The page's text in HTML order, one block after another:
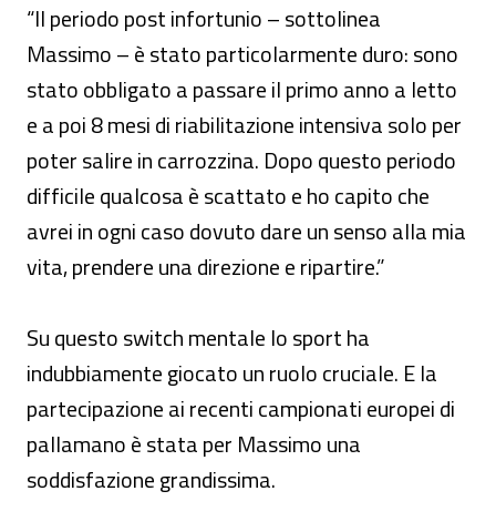
“Il periodo post infortunio – sottolinea
Massimo – è stato particolarmente duro: sono
stato obbligato a passare il primo anno a letto
e a poi 8 mesi di riabilitazione intensiva solo per
poter salire in carrozzina. Dopo questo periodo
difficile qualcosa è scattato e ho capito che
avrei in ogni caso dovuto dare un senso alla mia
vita, prendere una direzione e ripartire.”
Su questo switch mentale lo sport ha
indubbiamente giocato un ruolo cruciale. E la
partecipazione ai recenti campionati europei di
pallamano è stata per Massimo una
soddisfazione grandissima.